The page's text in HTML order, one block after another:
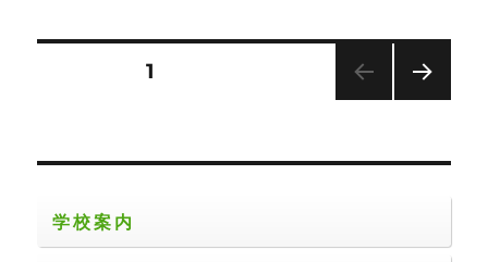
の
ペ
固定ページ1
学校案内